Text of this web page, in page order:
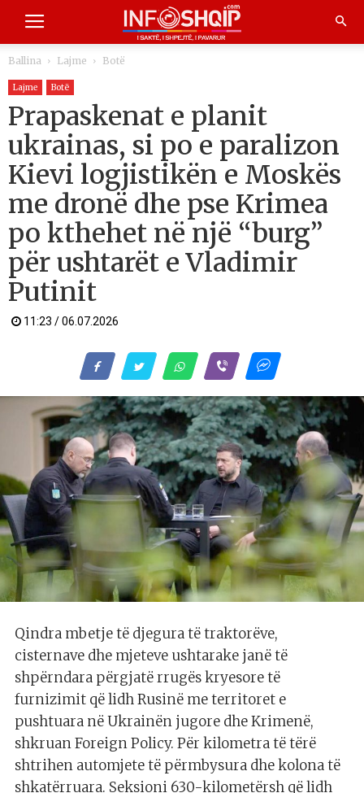
Ballina Lajme Botë
Lajme Botë
Prapaskenat e planit
ukrainas, si po e paralizon
Kievi logjistikën e Moskës
me dronë dhe pse Krimea
po kthehet në një “burg”
për ushtarët e Vladimir
Putinit
11:23 / 06.07.2026
Qindra mbetje të djegura të traktorëve,
cisternave dhe mjeteve ushtarake janë të
shpërndara përgjatë rrugës kryesore të
furnizimit që lidh Rusinë me territoret e
pushtuara në Ukrainën jugore dhe Krimenë,
shkruan Foreign Policy. Për kilometra të tërë
shtrihen automjete të përmbysura dhe kolona të
shkatërruara. Seksioni 630-kilometërsh që lidh